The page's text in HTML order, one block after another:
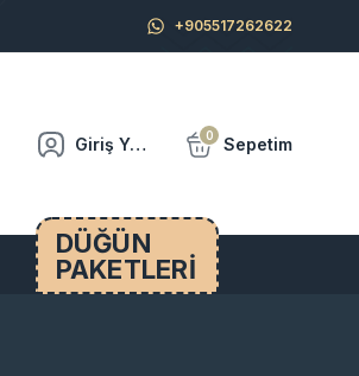
+905517262622
Giriş Yap 0 Sepetim
DÜĞÜN
PAKETLERİ